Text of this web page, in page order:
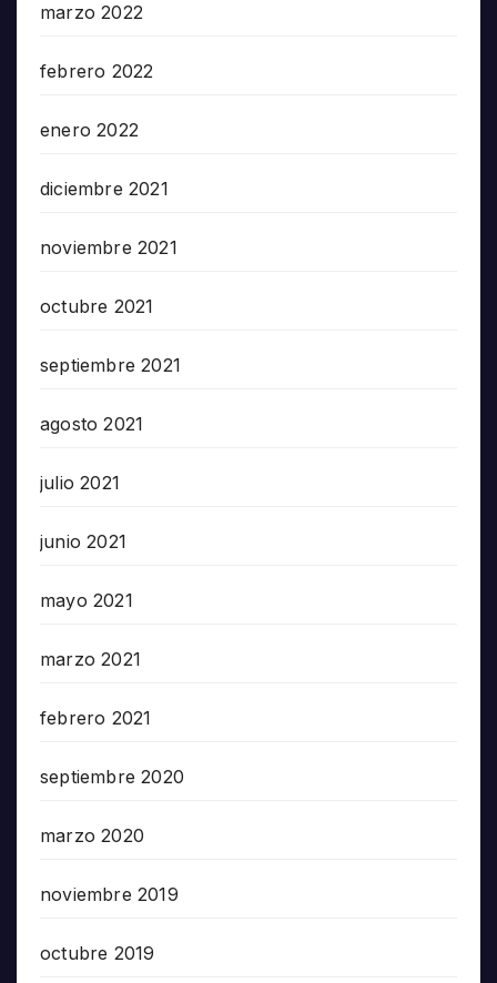
marzo 2022
febrero 2022
enero 2022
diciembre 2021
noviembre 2021
octubre 2021
septiembre 2021
agosto 2021
julio 2021
junio 2021
mayo 2021
marzo 2021
febrero 2021
septiembre 2020
marzo 2020
noviembre 2019
octubre 2019